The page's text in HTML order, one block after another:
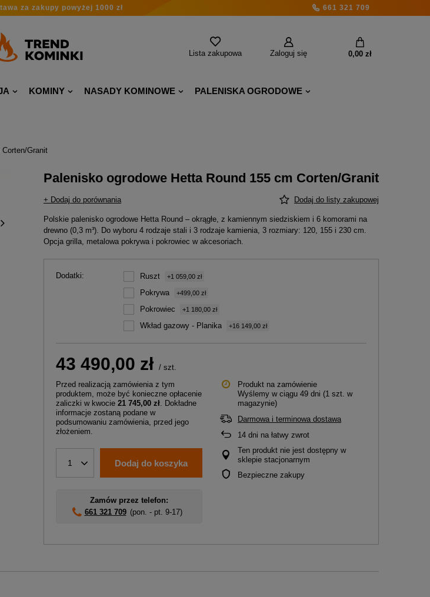
za zakupy powyżej 1000 zł 661 321 709
Zaloguj się
Lista zakupowa 0,00 zł
KOMINY NASADY KOMINOWE
PALENISKA OGRODOWE
Granit
Palenisko ogrodowe Hetta Round 155 cm Corten/Granit
+ Dodaj do porównania Dodaj do listy zakupowej
Polskie palenisko ogrodowe Hetta Round – okrągłe, z kamiennym siedziskiem i 6 komorami na
drewno (0,3 m³). Do wyboru 4 rodzaje stali i 3 rodzaje kamienia, 3 rozmiary: 120, 155 i 230 cm.
Opcja grilla, metalowa pokrywa i pokrowiec w akcesoriach.
Dodatki Ruszt +1 059,00 zł
Pokrywa +499,00 zł
Pokrowiec +1 180,00 zł
Wkład gazowy - Planika +16 149,00 zł
43 490,00 zł / szt.
Przed realizacją zamówienia z tym
produktem, może być konieczne opłacenie
zaliczki w kwocie 21 745,00 zł. Dokładne
informacje zostaną podane w
podsumowaniu zamówienia, przed jego
złożeniem.
1 Dodaj do koszyka
Zamów przez telefon:
661 321 709 (pon. - pt. 9-17)
Produkt na zamówienie
Wyślemy w ciągu 49 dni (1 szt. w
magazynie)
Darmowa i terminowa dostawa
14 dni na łatwy zwrot
Ten produkt nie jest dostępny w
sklepie stacjonarnym
Bezpieczne zakupy